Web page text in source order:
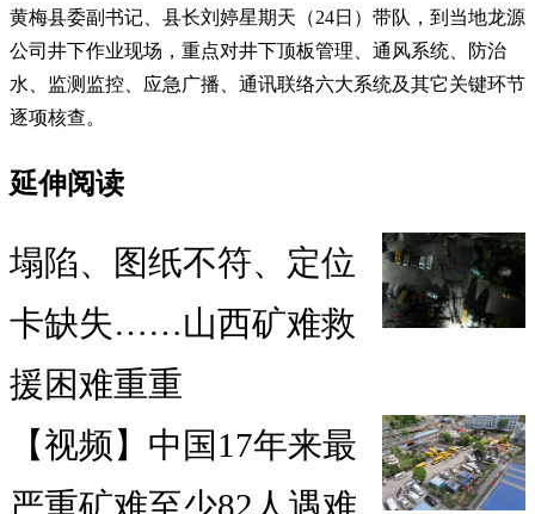
黄梅县委副书记、县长刘婷星期天（24日）带队，到当地龙源
公司井下作业现场，重点对井下顶板管理、通风系统、防治
水、监测监控、应急广播、通讯联络六大系统及其它关键环节
逐项核查。
延伸阅读
塌陷、图纸不符、定位
卡缺失……山西矿难救
援困难重重
【视频】中国17年来最
严重矿难至少82人遇难